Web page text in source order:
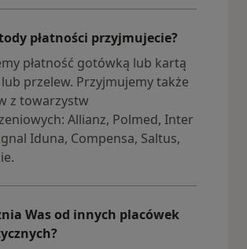
płatności przyjmujecie?
płatność gotówką lub kartą
lub przelew. Przyjmujemy także
z towarzystw
Allianz, Polmed, Inter
Iduna, Compensa, Saltus,
Was od innych placówek